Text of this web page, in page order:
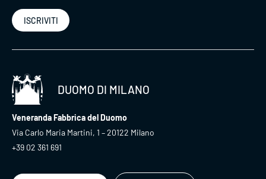
ISCRIVITI
DUOMO DI MILANO
Veneranda Fabbrica del Duomo
Via Carlo Maria Martini, 1 – 20122 Milano
+39 02 361 691